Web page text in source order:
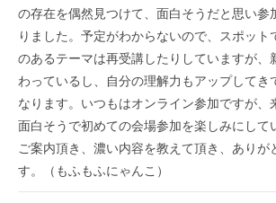
の存在を偶然見つけて、面白そうだと思い参
りました。予定がわからないので、スポット
のあるテーマは再受講したりしていますが、
わっているし、自分の理解力もアップしてき
なります。いつもはオンライン参加ですが、
面白そうで初めての会場参加を楽しみにして
ご案内頂き、濃い内容を教えて頂き、ありが
す。（もふもふにゃんこ）